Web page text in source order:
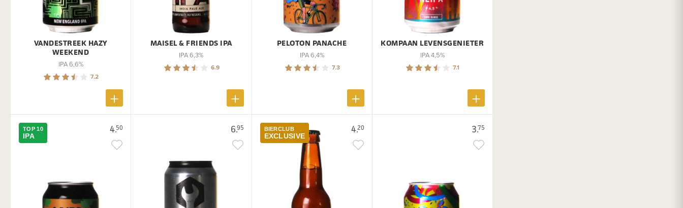
VANDESTREEK HAZY
WEEKEND
IPA 6,6%
7.2
MAISEL & FRIENDS IPA
IPA 6,3%
6.9
PELOTON PANACHE
IPA 6,4%
7.3
KOMPAAN LEVENSGENIETER
IPA 4,5%
7.1
4.50
TOP 10
IPA
6.95 4.20
BIERCLUB
EXCLUSIVE
3.75